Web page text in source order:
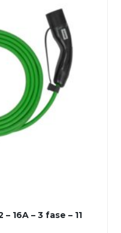
16A – 3 fase – 11